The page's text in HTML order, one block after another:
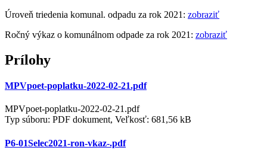
Úroveň triedenia komunal. odpadu za rok 2021: zobraziť
Ročný výkaz o komunálnom odpade za rok 2021: zobraziť
Prílohy
MPVpoet-poplatku-2022-02-21.pdf
MPVpoet-poplatku-2022-02-21.pdf
Typ súboru: PDF dokument, Veľkosť: 681,56 kB
P6-01Selec2021-ron-vkaz-.pdf